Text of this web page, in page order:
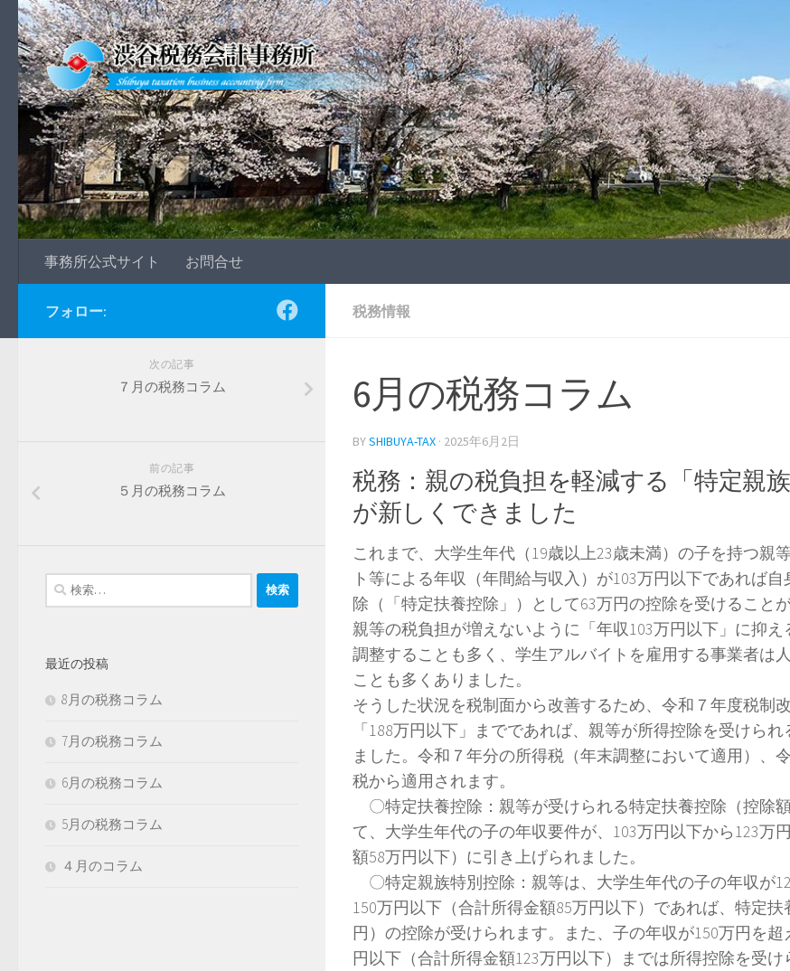
Skip to content
事務所公式サイト お問合せ
税務情報
6月の税務コラム
BYSHIBUYA-TAX · 2025年6月2日
税務：親の税負担を軽減する「特定親族
が新しくできました
これまで、大学生年代（19歳以上23歳未満）の子を持つ親
ト等による年収（年間給与収入）が103万円以下であれば
除（「特定扶養控除」）として63万円の控除を受けること
親等の税負担が増えないように「年収103万円以下」に抑え
調整することも多く、学生アルバイトを雇用する事業者は
ことも多くありました。
そうした状況を税制面から改善するため、令和７年度税制
「188万円以下」までであれば、親等が所得控除を受けら
ました。令和７年分の所得税（年末調整において適用）、
税から適用されます。
〇特定扶養控除：親等が受けられる特定扶養控除（控除
て、大学生年代の子の年収要件が、103万円以下から123万
額58万円以下）に引き上げられました。
〇特定親族特別控除：親等は、大学生年代の子の年収が
150万円以下（合計所得金額85万円以下）であれば、特定
円）の控除が受けられます。また、子の年収が150万円を超
円以下（合計所得金額123万円以下）までは所得控除を受
フォロー:
次の記事
７月の税務コラム
前の記事
５月の税務コラム
検
索:
最近の投稿
8月の税務コラム
7月の税務コラム
6月の税務コラム
5月の税務コラム
４月のコラム